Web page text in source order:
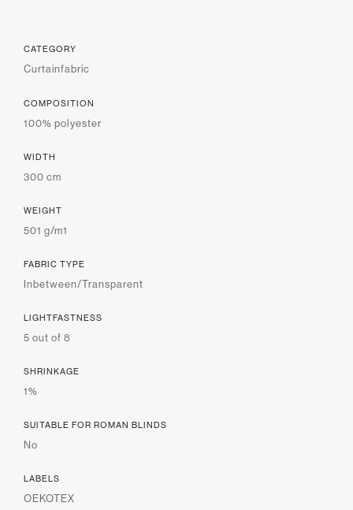
CATEGORY
Curtainfabric
COMPOSITION
100% polyester
WIDTH
300 cm
WEIGHT
501 g/m1
FABRIC TYPE
Inbetween/Transparent
LIGHTFASTNESS
5 out of 8
SHRINKAGE
1%
SUITABLE FOR ROMAN BLINDS
No
LABELS
OEKOTEX